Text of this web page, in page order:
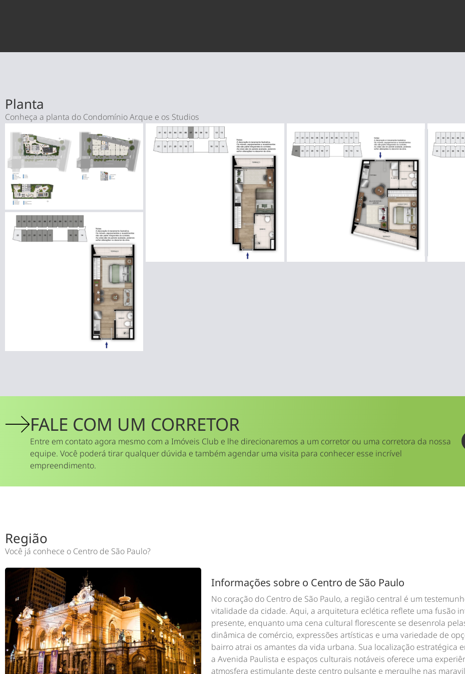
Planta
Conheça a planta do Condomínio Ar.que e os Studios
FALE COM UM CORRETOR
Entre em contato agora mesmo com a Imóveis Club e lhe direcionaremos a um corretor ou uma corretora da nossa
equipe. Você poderá tirar qualquer dúvida e também agendar uma visita para conhecer esse incrível
empreendimento.
Região
Você já conhece o Centro de São Paulo?
Informações sobre o Centro de São Paulo
No coração do Centro de São Paulo, a região central é um
vitalidade da cidade. Aqui, a arquitetura eclética reflete uma fusão
presente, enquanto uma cena cultural florescente se desenrola
dinâmica de comércio, expressões artísticas e uma variedade de
bairro atrai os amantes da vida urbana. Sua localização estratégica
a Avenida Paulista e espaços culturais notáveis oferece uma
atmosfera estimulante deste centro pulsante e mergulhe nas